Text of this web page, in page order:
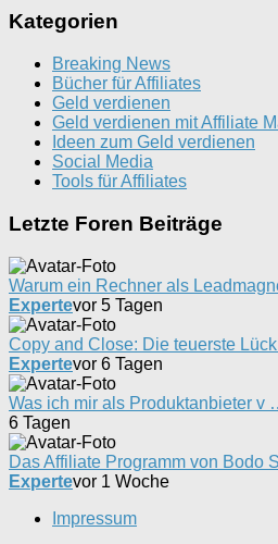
Kategorien
Breaking News
Bücher für Affiliates
Geld verdienen
Geld verdienen mit Affiliate
Ideen zum Geld verdienen
Social Media
Tools für Affiliates
Letzte Foren Beiträge
Warum ein Rechner als
Expertevor 5 Tagen
Copy and Close: Die teuerste
Expertevor 6 Tagen
Was ich mir als Produktanbieter v
6 Tagen
Das Affiliate Programm von Bodo
Expertevor 1 Woche
Impressum